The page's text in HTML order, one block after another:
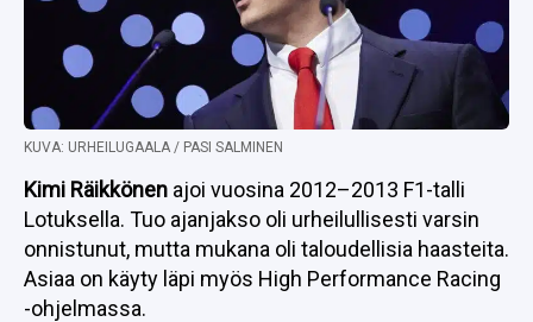
KUVA: URHEILUGAALA / PASI SALMINEN
Kimi Räikkönen ajoi vuosina 2012–2013 F1-talli
Lotuksella. Tuo ajanjakso oli urheilullisesti varsin
onnistunut, mutta mukana oli taloudellisia haasteita.
Asiaa on käyty läpi myös High Performance Racing
-ohjelmassa.